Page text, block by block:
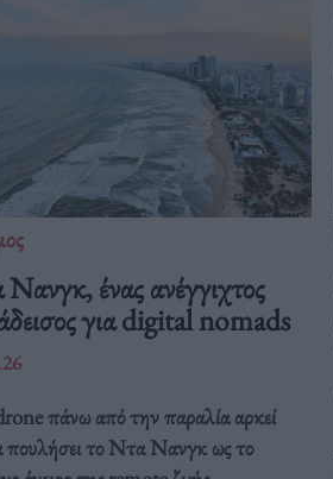
ένας ανέγγιχτος
για digital nomads
πάνω από την παραλία αρκεί
πουλήσει το Ντα Νανγκ ως το